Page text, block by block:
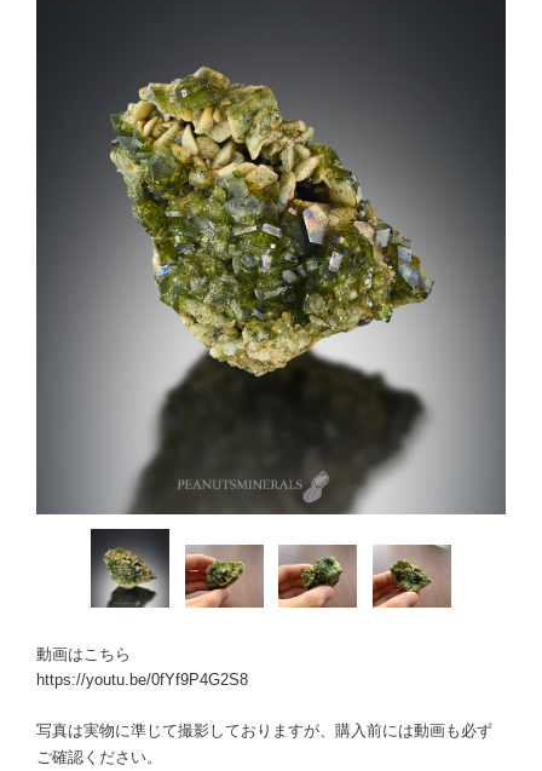
動画はこちら
https://youtu.be/0fYf9P4G2S8
写真は実物に準じて撮影しておりますが、購入前には動画も必ず
ご確認ください。